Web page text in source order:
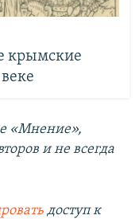
крымские
«Мнение»,
и не всегда
доступ к